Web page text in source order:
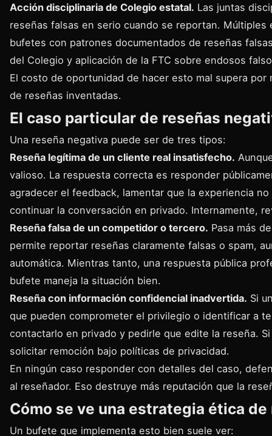
Acción disciplinaria de Colegio estatal. Las juntas
reseñas falsas en serio cuando se reportan. Múltiples
bufetes con patrones documentados de reseñas
del Colegio y aplicación de la FTC sobre endosos
El costo de oportunidad de hacer esto mal supera
de reseñas inventadas.
El caso particular de reseñas
Una reseña negativa puede ser de tres tipos:
Reseña legítima de un cliente real insatisfecho.
valioso. La respuesta correcta es responder
agradecer el feedback, lamentar que la experiencia
continuar la conversación en privado. Internamente,
Reseña falsa de un competidor o tercero. Pasa más
permite reportar reseñas claramente falsas o spam,
automática. Mientras tanto, una respuesta pública
bufete maneja la situación bien.
Reseña con información confidencial inadvertida. Si
que pueden comprometer el privilegio o identificar a
contactarlo en privado y pedirle que edite la reseña.
solicitar remoción bajo políticas de privacidad.
En ningún caso responder con detalles del caso,
al reseñador. Eso destruye más reputación que la
Cómo se ve una estrategia ética de
Un bufete que implementa esto bien suele ver: